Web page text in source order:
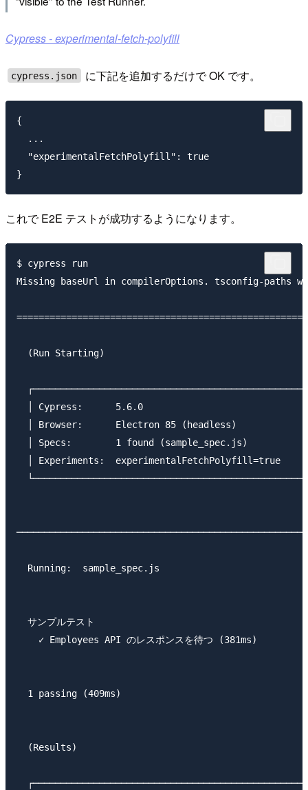
Cypress - experimental-fetch-polyfill
cypress.json に下記を追加するだけで OK です。
{
  ...
  "experimentalFetchPolyfill": true
これで E2E テストが成功するようになります。
$ cypress run
Missing baseUrl in compilerOptions. tsconfig-paths
  (Run Starting)
│ Cypress:      5.6.0
│ Browser:      Electron 85 (headless)
│ Specs:        1 found (sample_spec.js)
│ Experiments:  experimentalFetchPolyfill=true
Running:  sample_spec.js
  サンプルテスト
    ✓ Employees API のレスポンスを待つ (381ms)
  1 passing (409ms)
  (Results)